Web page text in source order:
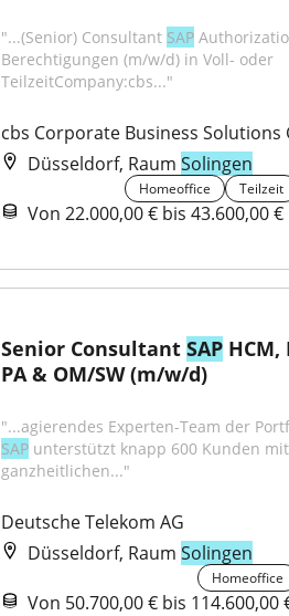
"...(Senior) Consultant SAP
Berechtigungen (m/w/d) in Voll- oder
TeilzeitCompany:cbs..."
cbs Corporate Business Solutions
Düsseldorf, Raum Solingen
Homeoffice Teilzeit
Von 22.000,00 € bis 43.600,00 €
Senior Consultant SAP HCM,
PA & OM/SW (m/w/d)
SAP unterstützt knapp 600 Kunden
ganzheitlichen..."
Deutsche Telekom AG
Düsseldorf, Raum Solingen
Homeoffice
Von 50.700,00 € bis 114.600,00